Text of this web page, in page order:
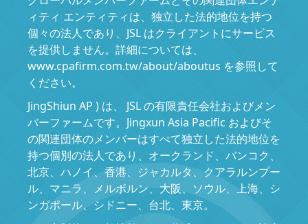
ィティ エンティティは、独立した法的地位を持つ
個々の法人であり、JSL はクライアントにサービス
を提供しません。詳細については、
www.cpafirm.com.tw/about/aboutus を参照して
ください。
JingShiun AP ) は、 JSL の有限責任会社およびメン
バーファームです。Jingxun Asia Pacific およびそ
の関連団体のメンバーはすべて独立した法的地位を
持つ個別の法人であり、オークランド、バンコク、
北京、ハノイ、香港、ジャカルタ、クアラルンプー
ル、マニラ、メルボルン、大阪、ソウル、上海、シ
ンガポール、シドニー、台北、東京。